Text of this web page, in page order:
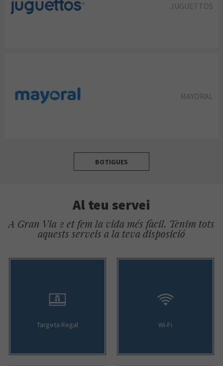
JUGUETTOS
MAYORAL
BOTIGUES
Al teu servei
A Gran Via 2 et fem la vida més fàcil. Tenim tots
aquests serveis a la teva disposició
Targeta Regal Wi-Fi